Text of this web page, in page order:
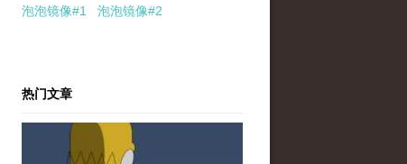
泡泡镜像#1 泡泡镜像#2
热门文章